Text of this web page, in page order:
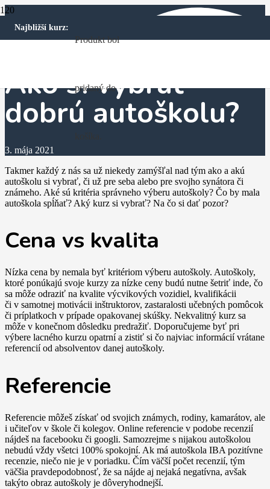
Najbližší kurz:
Produktbol
pridaný do
Ako si vybrať
dobrú autoškolu?
3. mája 2021
Takmer každý z nás sa už niekedy zamýšľal nad tým ako a akú
autoškolu si vybrať, či už pre seba alebo pre svojho synátora či
známeho. Aké sú kritéria správneho výberu autoškoly? Čo by mala
autoškola spĺňať? Aký kurz si vybrať? Na čo si dať pozor?
Cena vs kvalita
Nízka cena by nemala byť kritériom výberu autoškoly. Autoškoly,
ktoré ponúkajú svoje kurzy za nízke ceny budú nutne šetriť inde, čo
sa môže odraziť na kvalite výcvikových vozidiel, kvalifikácii
či v samotnej motivácii inštruktorov, zastaralosti učebných pomôcok
či príplatkoch v prípade opakovanej skúšky. Nekvalitný kurz sa
môže v konečnom dôsledku predražiť. Doporučujeme byť pri
výbere lacného kurzu opatrní a zistiť si čo najviac informácií vrátane
referencií od absolventov danej autoškoly.
Referencie
Referencie môžeš získať od svojich známych, rodiny, kamarátov, ale
i učiteľov v škole či kolegov. Online referencie v podobe recenzií
nájdeš na facebooku či googli. Samozrejme s nijakou autoškolou
nebudú vždy všetci 100% spokojní. Ak má autoškola IBA pozitívne
recenzie, niečo nie je v poriadku. Čím väčší počet recenzií, tým
väčšia pravdepodobnosť, že sa nájde aj nejaká negatívna, avšak
takýto obraz autoškoly je dôveryhodnejší.